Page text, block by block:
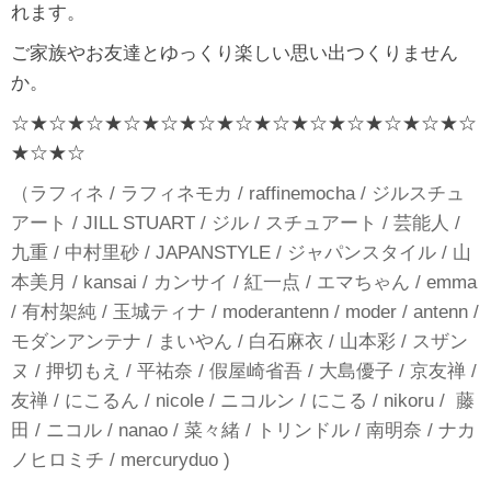
れます。
ご家族やお友達とゆっくり楽しい思い出つくりません
か。
☆★☆★☆★☆★☆★☆★☆★☆★☆★☆★☆★☆★☆
★☆★☆
（ラフィネ / ラフィネモカ / raffinemocha / ジルスチュ
アート / JILL STUART / ジル / スチュアート / 芸能人 /
九重 / 中村里砂 / JAPANSTYLE / ジャパンスタイル / 山
本美月 / kansai / カンサイ / 紅一点 / エマちゃん / emma
/ 有村架純 / 玉城ティナ / moderantenn / moder / antenn /
モダンアンテナ / まいやん / 白石麻衣 / 山本彩 / スザン
ヌ / 押切もえ / 平祐奈 / 假屋崎省吾 / 大島優子 / 京友禅 /
友禅 / にこるん / nicole / ニコルン / にこる / nikoru / 藤
田 / ニコル / nanao / 菜々緒 / トリンドル / 南明奈 / ナカ
ノヒロミチ / mercuryduo )